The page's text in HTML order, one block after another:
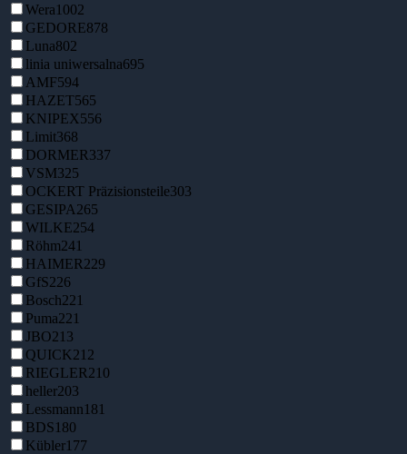
Wera1002
GEDORE878
Luna802
linia uniwersalna695
AMF594
HAZET565
KNIPEX556
Limit368
DORMER337
VSM325
OCKERT Präzisionsteile303
GESIPA265
WILKE254
Röhm241
HAIMER229
GfS226
Bosch221
Puma221
JBO213
QUICK212
RIEGLER210
heller203
Lessmann181
BDS180
Kübler177